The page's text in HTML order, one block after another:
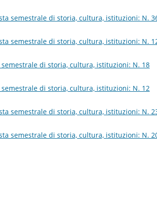
semestrale di storia, cultura, istituzioni: N.
semestrale di storia, cultura, istituzioni: N.
di storia, cultura, istituzioni: N. 18
di storia, cultura, istituzioni: N. 12
semestrale di storia, cultura, istituzioni: N.
semestrale di storia, cultura, istituzioni: N.